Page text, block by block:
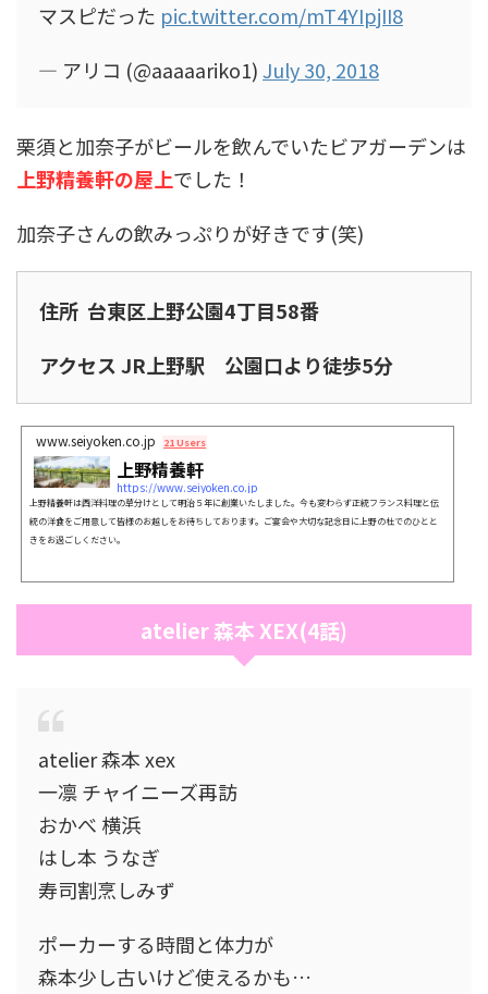
マスピだった pic.twitter.com/mT4YIpjII8
— アリコ (@aaaaariko1)July 30, 2018
栗須と加奈子がビールを飲んでいたビアガーデンは
上野精養軒の屋上でした！
加奈子さんの飲みっぷりが好きです(笑)
住所 台東区上野公園4丁目58番
アクセス JR上野駅 公園口より徒歩5分
www.seiyoken.co.jp 21 Users
上野精養軒
https://www.seiyoken.co.jp
上野精養軒は西洋料理の草分けとして明治５年に創業いたしました。今も変わらず正統フランス料理と伝
統の洋食をご用意して皆様のお越しをお待ちしております。ご宴会や大切な記念日に上野の杜でのひとと
きをお過ごしください。
atelier 森本 XEX(4話)
atelier 森本 xex
一凛 チャイニーズ再訪
おかべ 横浜
はし本 うなぎ
寿司割烹しみず
ポーカーする時間と体力が
森本少し古いけど使えるかも…